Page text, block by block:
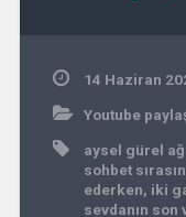
14 Haziran
Youtube
aysel gürel
sohbet
ederken, iki
sevdanın son